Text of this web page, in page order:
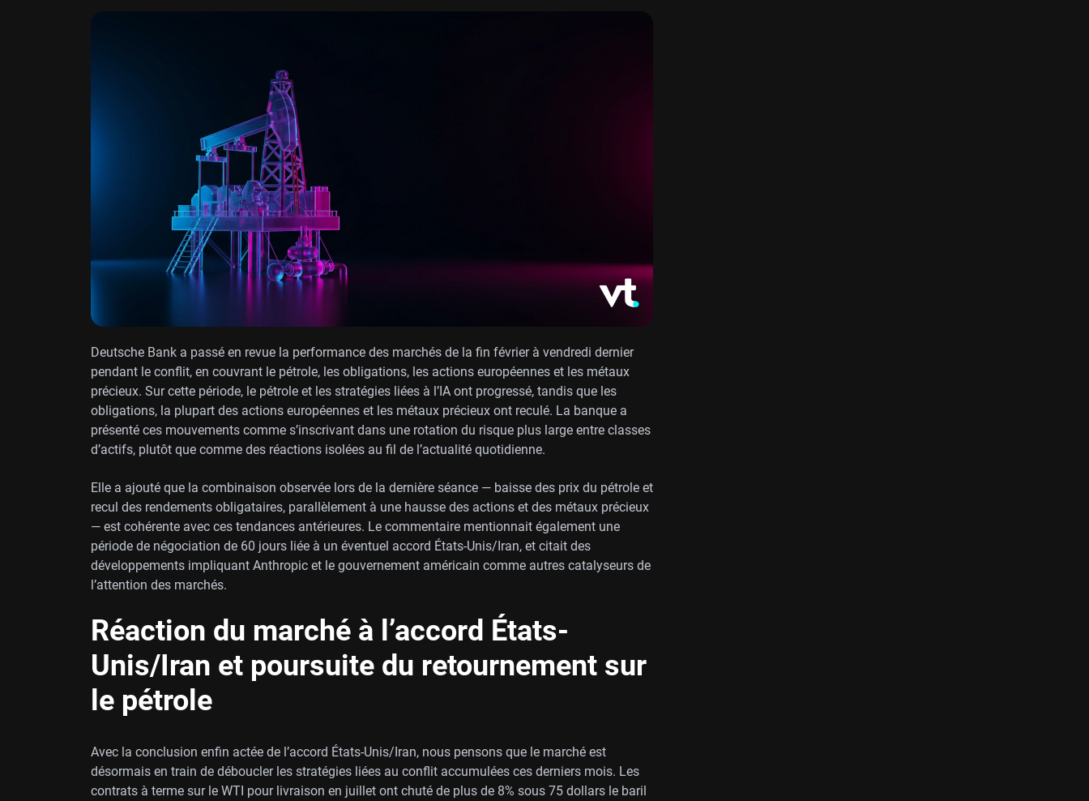
Deutsche Bank a passé en revue la performance des marchés de la fin février à vendredi dernier
pendant le conflit, en couvrant le pétrole, les obligations, les actions européennes et les métaux
précieux. Sur cette période, le pétrole et les stratégies liées à l’IA ont progressé, tandis que les
obligations, la plupart des actions européennes et les métaux précieux ont reculé. La banque a
présenté ces mouvements comme s’inscrivant dans une rotation du risque plus large entre classes
d’actifs, plutôt que comme des réactions isolées au fil de l’actualité quotidienne.
Elle a ajouté que la combinaison observée lors de la dernière séance — baisse des prix du pétrole et
recul des rendements obligataires, parallèlement à une hausse des actions et des métaux précieux
— est cohérente avec ces tendances antérieures. Le commentaire mentionnait également une
période de négociation de 60 jours liée à un éventuel accord États-Unis/Iran, et citait des
développements impliquant Anthropic et le gouvernement américain comme autres catalyseurs de
l’attention des marchés.
Réaction du marché à l’accord États-
Unis/Iran et poursuite du retournement sur
le pétrole
Avec la conclusion enfin actée de l’accord États-Unis/Iran, nous pensons que le marché est
désormais en train de déboucler les stratégies liées au conflit accumulées ces derniers mois. Les
contrats à terme sur le WTI pour livraison en juillet ont chuté de plus de 8% sous 75 dollars le baril